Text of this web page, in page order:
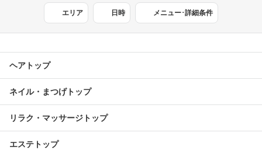
エリア 日時 メニュー･詳細条件
ヘアトップ
ネイル・まつげトップ
リラク・マッサージトップ
エステトップ